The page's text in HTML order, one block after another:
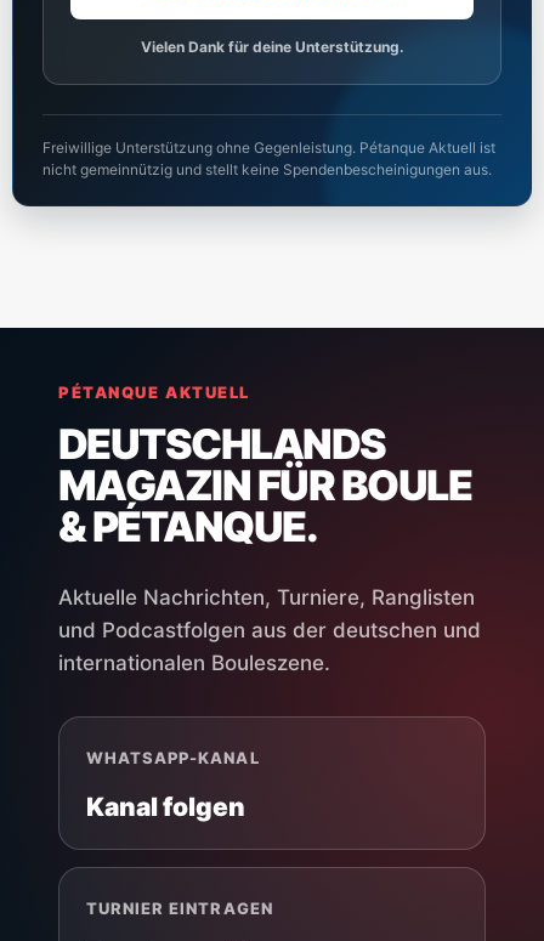
Vielen Dank für deine Unterstützung.
Freiwillige Unterstützung ohne Gegenleistung. Pétanque Aktuell ist
nicht gemeinnützig und stellt keine Spendenbescheinigungen aus.
PÉTANQUE AKTUELL
DEUTSCHLANDS
MAGAZIN FÜR BOULE
& PÉTANQUE.
Aktuelle Nachrichten, Turniere, Ranglisten
und Podcastfolgen aus der deutschen und
internationalen Bouleszene.
WHATSAPP-KANAL
Kanal folgen
TURNIER EINTRAGEN